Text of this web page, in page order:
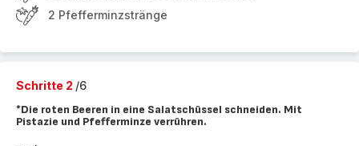
2 Pfefferminzstränge
Schritte 2 /6
*Die roten Beeren in eine Salatschüssel schneiden. Mit
Pistazie und Pfefferminze verrühren.